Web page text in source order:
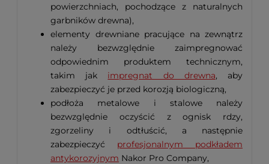
powierzchniach, pochodzące z naturalnych
garbników drewna),
elementy drewniane pracujące na zewnątrz
należy bezwzględnie zaimpregnować
odpowiednim produktem technicznym,
takim jak impregnat do drewna, aby
zabezpieczyć je przed korozją biologiczną,
podłoża metalowe i stalowe należy
bezwzględnie oczyścić z ognisk rdzy,
zgorzeliny i odtłuścić, a następnie
zabezpieczyć profesjonalnym podkładem
antykorozyjnym Nakor Pro Company,